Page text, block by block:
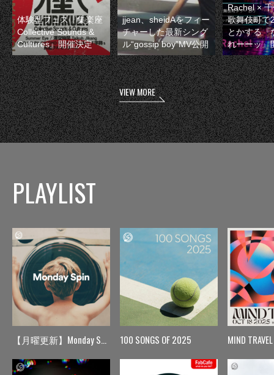
体験型フェス『集楽座
Collective Sounds &
Cultures』開催決定
jjean、sheidAをフィー
チャーした最新シング
ル“gossip boy”MV公開
Rachel ×
歌舞伎町で
とかする『
れーーッ』
VIEW MORE
PLAYLIST
【月曜更新】Monday Spin 100 SONGS OF 2025 MIND TRAVEL